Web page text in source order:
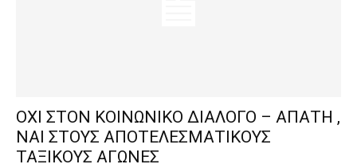
ΟΧΙ ΣΤΟΝ ΚΟΙΝΩΝΙΚΟ ΔΙΑΛΟΓΟ – ΑΠΑΤΗ ,
ΝΑΙ ΣΤΟΥΣ ΑΠΟΤΕΛΕΣΜΑΤΙΚΟΥΣ
ΤΑΞΙΚΟΥΣ ΑΓΩΝΕΣ